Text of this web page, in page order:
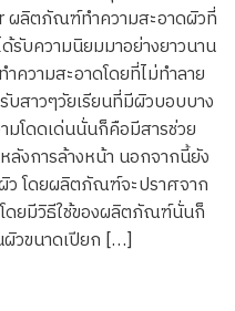
ผลิตภัณฑ์ทำความสะอาดผิวที่
บความนิยมมาอย่างยาวนาน
ความสะอาดโดยที่ไม่ทำลาย
บสาวๆวัยเรียนที่มีผิวบอบบาง
โดดเด่นนั่นก็คือมีสารช่วย
งการล้างหน้า นอกจากนี้ยัง
ว โดยผลิตภัณฑ์จะปราศจาก
ดยมีวิธีใช้ของผลิตภัณฑ์นั่นก็
ผิวขนาดเปียก […]